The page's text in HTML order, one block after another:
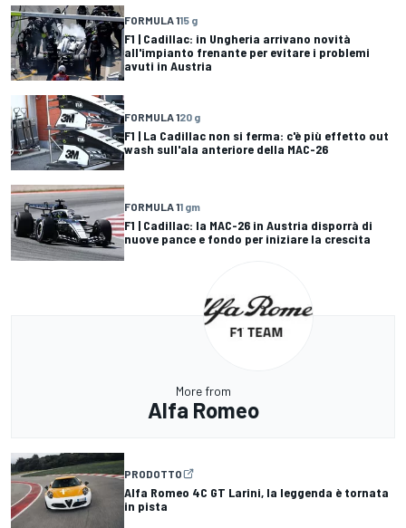
FORMULA 115 g
F1 | Cadillac: in Ungheria arrivano novità
all'impianto frenante per evitare i problemi
avuti in Austria
FORMULA 120 g
F1 | La Cadillac non si ferma: c'è più effetto out
wash sull'ala anteriore della MAC-26
FORMULA 11 gm
F1 | Cadillac: la MAC-26 in Austria disporrà di
nuove pance e fondo per iniziare la crescita
More from
Alfa Romeo
PRODOTTO
Alfa Romeo 4C GT Larini, la leggenda è tornata
in pista